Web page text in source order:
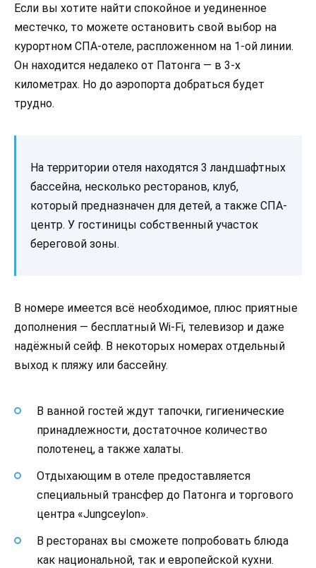
Если вы хотите найти спокойное и уединенное
местечко, то можете остановить свой выбор на
курортном СПА-отеле, распложенном на 1-ой линии.
Он находится недалеко от Патонга — в 3-х
километрах. Но до аэропорта добраться будет
трудно.
На территории отеля находятся 3 ландшафтных
бассейна, несколько ресторанов, клуб,
который предназначен для детей, а также СПА-
центр. У гостиницы собственный участок
береговой зоны.
В номере имеется всё необходимое, плюс приятные
дополнения — бесплатный Wi-Fi, телевизор и даже
надёжный сейф. В некоторых номерах отдельный
выход к пляжу или бассейну.
В ванной гостей ждут тапочки, гигиенические
принадлежности, достаточное количество
полотенец, а также халаты.
Отдыхающим в отеле предоставляется
специальный трансфер до Патонга и торгового
центра «Jungceylon».
В ресторанах вы сможете попробовать блюда
как национальной, так и европейской кухни.